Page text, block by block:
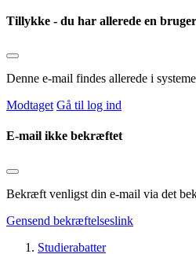
Tillykke - du har allerede en bruger
Denne e-mail findes allerede i
Modtaget Gå til log ind
E-mail ikke bekræftet
Bekræft venligst din e-mail via det
Gensend bekræftelseslink
Studierabatter